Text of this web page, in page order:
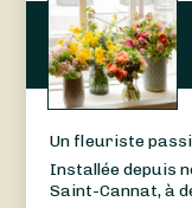
Un fleuriste
Installée depuis
Saint-Cannat, à